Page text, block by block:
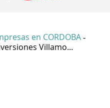
en CORDOBA -
Villamo...